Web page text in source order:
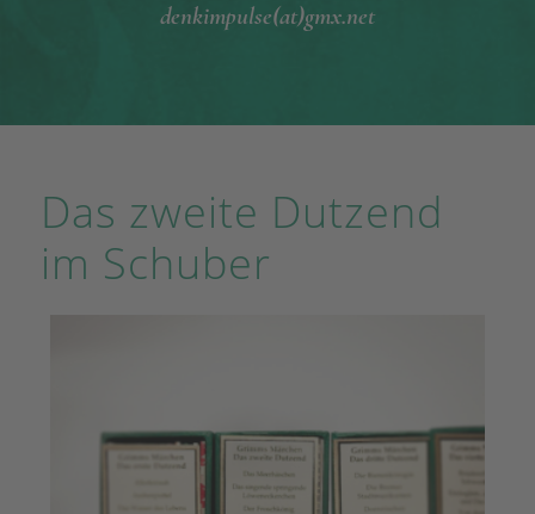
denkimpulse(at)gmx.net
Das zweite Dutzend
im Schuber